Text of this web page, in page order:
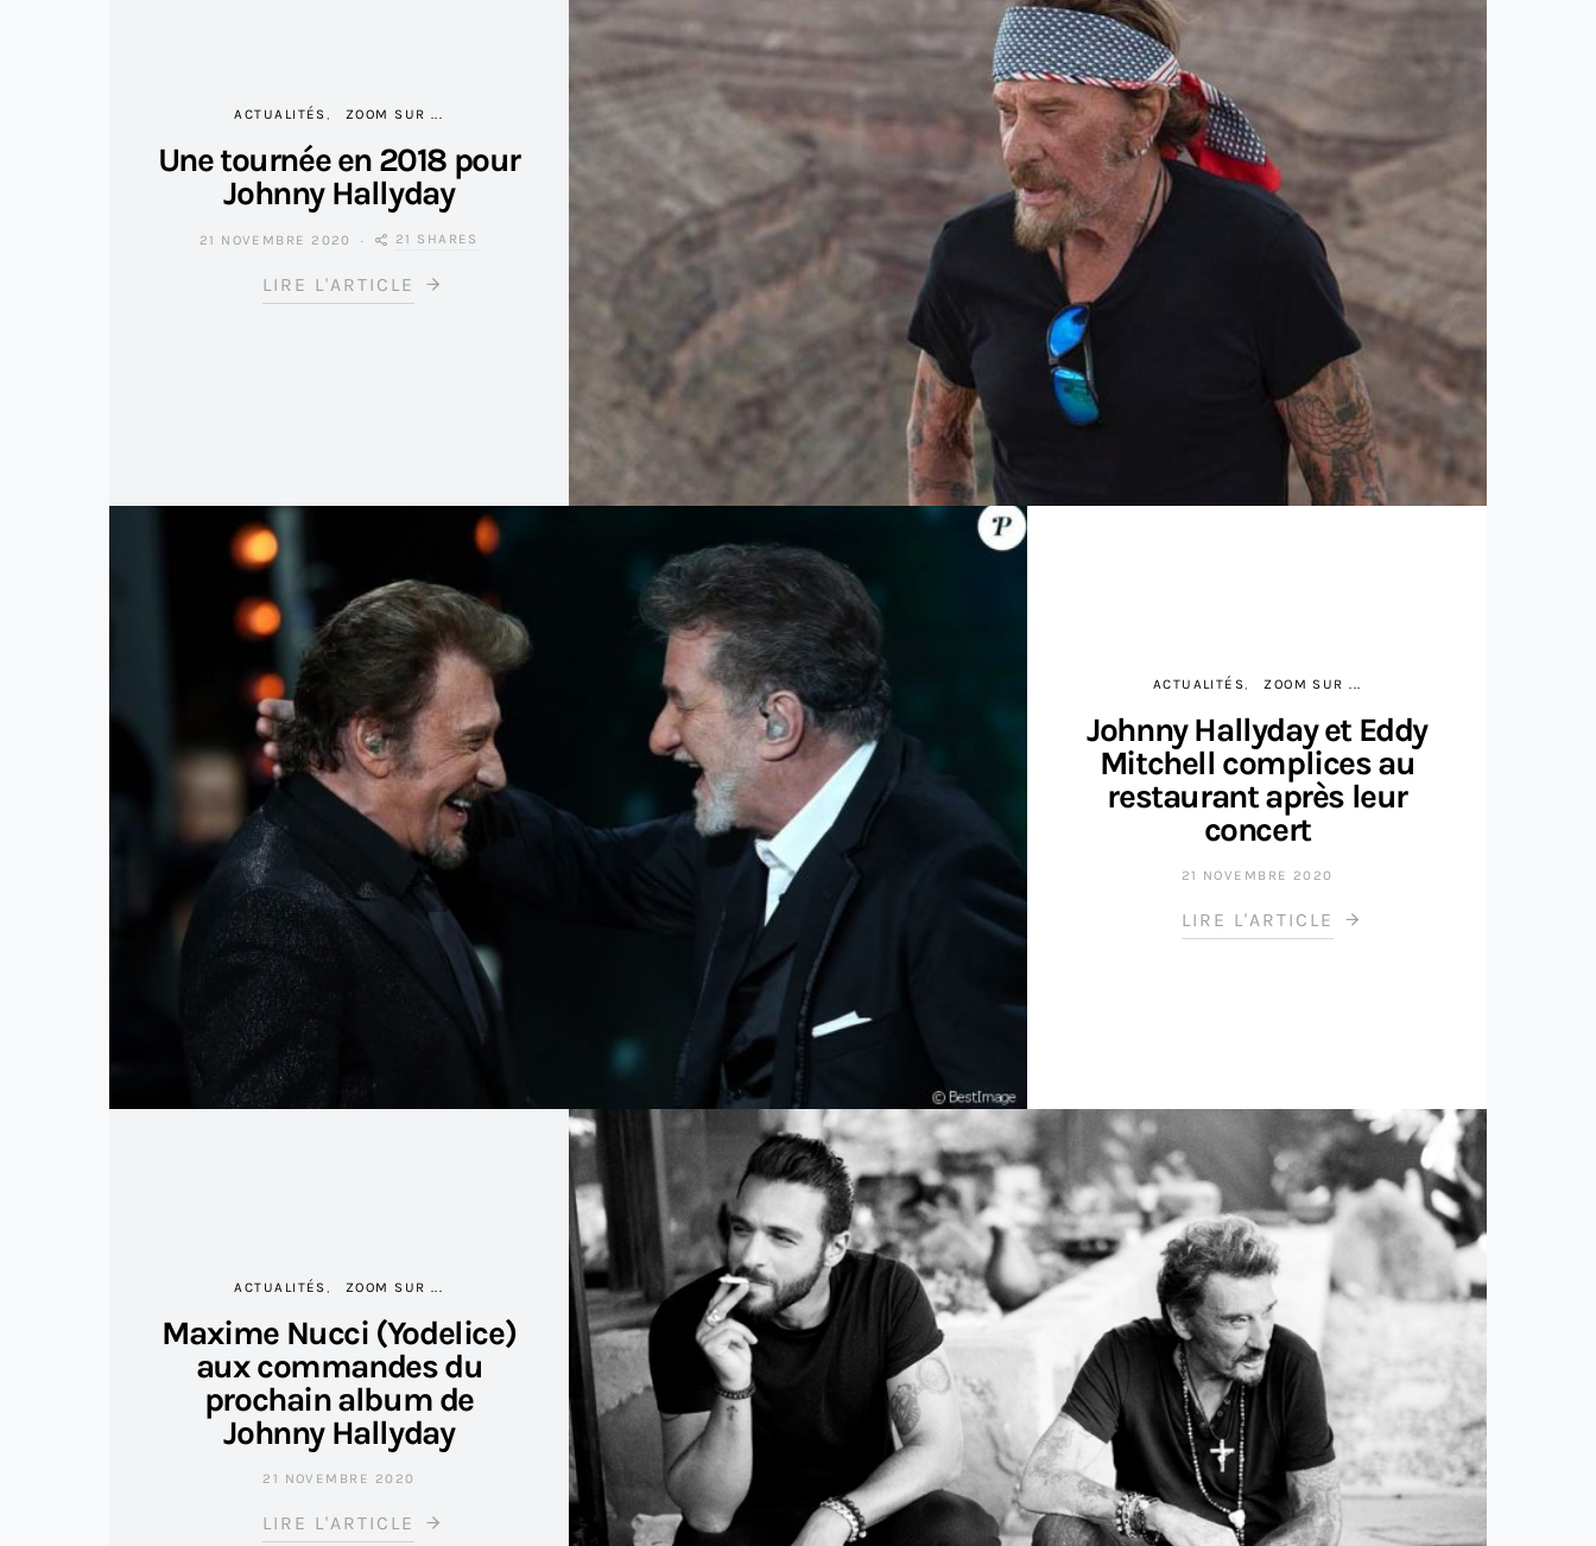
ACTUALITÉS ZOOM SUR ...
Une tournée en 2018 pour
Johnny Hallyday
21 NOVEMBRE 2020 21 SHARES
LIRE L'ARTICLE
ACTUALITÉS ZOOM SUR ...
Johnny Hallyday et Eddy
Mitchell complices au
restaurant après leur
concert
21 NOVEMBRE 2020
LIRE L'ARTICLE
ACTUALITÉS ZOOM SUR ...
Maxime Nucci (Yodelice)
aux commandes du
prochain album de
Johnny Hallyday
21 NOVEMBRE 2020
LIRE L'ARTICLE